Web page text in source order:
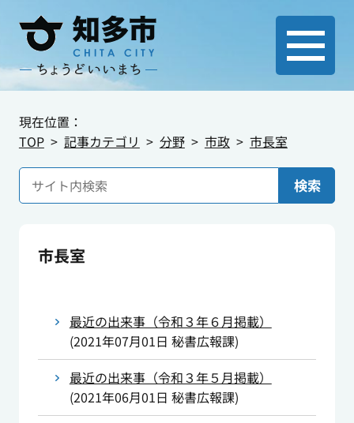
現在位置：
TOP
記事カテゴリ 分野 市政 市長室
検索
市長室
最近の出来事（令和３年６月掲載）
(2021年07月01日 秘書広報課)
最近の出来事（令和３年５月掲載）
(2021年06月01日 秘書広報課)